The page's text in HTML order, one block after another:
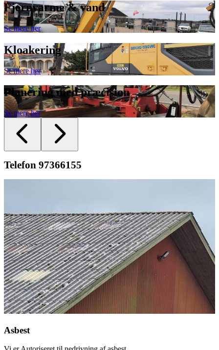
Fjernvarme & vand
Se mere her
Kloakering
Se mere her
Planering med præcision
Se mere her
Telefon 97366155
Asbest